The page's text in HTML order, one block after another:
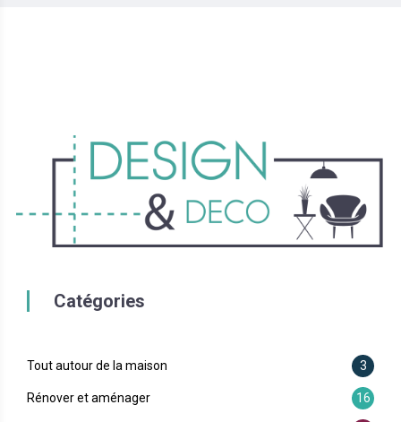
Catégories
Tout autour de la maison 3
Rénover et aménager 16